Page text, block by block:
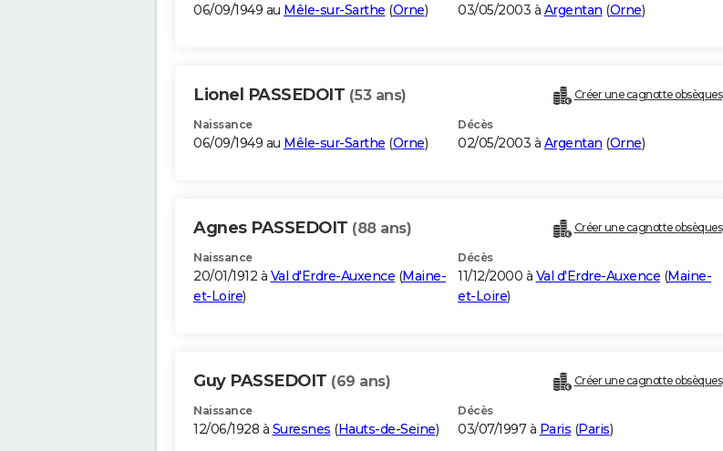
06/09/1949 au Mêle-sur-Sarthe (Orne) 03/05/2003 à Argentan (Orne)
Lionel PASSEDOIT (53 ans) Créer une cagnotte obsèques
Naissance
06/09/1949 au Mêle-sur-Sarthe (Orne)
Décès
02/05/2003 à Argentan (Orne)
Agnes PASSEDOIT (88 ans) Créer une cagnotte obsèques
Naissance
20/01/1912 à Val d'Erdre-Auxence (Maine-
et-Loire)
Décès
11/12/2000 à Val d'Erdre-Auxence (Maine-
et-Loire)
Guy PASSEDOIT (69 ans) Créer une cagnotte obsèques
Naissance
12/06/1928 à Suresnes (Hauts-de-Seine)
Décès
03/07/1997 à Paris (Paris)